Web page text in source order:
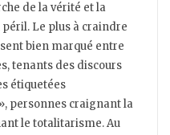
de la vérité et la
péril. Le plus à craindre
bien marqué entre
tenants des discours
étiquetées
personnes craignant la
le totalitarisme. Au